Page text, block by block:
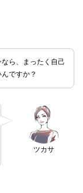
ら、まったく自己
ですか？
ツカサ